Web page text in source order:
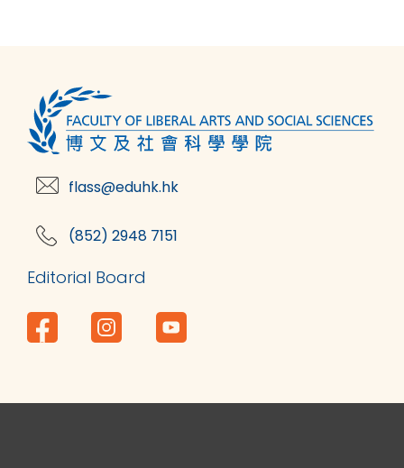
flass@eduhk.hk
(852) 2948 7151
Editorial Board